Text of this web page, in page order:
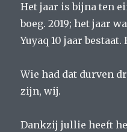
Het jaar is bijna ten
boeg. 2019; het jaar
Yuyaq 10 jaar
Wie had dat durven
zijn, wij.
Dankzij jullie heeft